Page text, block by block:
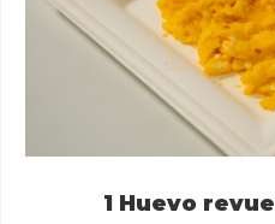
1 Huevo